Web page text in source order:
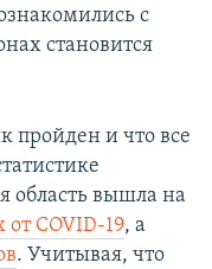
с
становится
пройден и что все
область вышла на
COVID-19, а
. Учитывая, что